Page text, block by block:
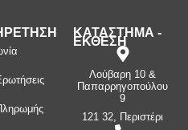
ΚΑΤΑΣΤΗΜΑ -
ΕΚΘΕΣΗ
Λούβαρη 10 &
Παπαρρηγοπούλου
9
121 32, Περιστέρι